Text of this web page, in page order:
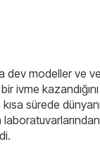
dev modeller ve
ivme kazandığını
kısa sürede